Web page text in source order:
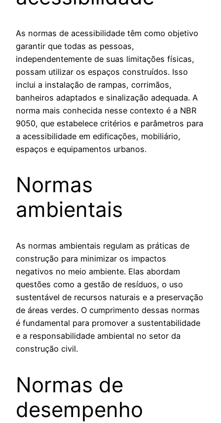
As normas de acessibilidade têm como objetivo
garantir que todas as pessoas,
independentemente de suas limitações físicas,
possam utilizar os espaços construídos. Isso
inclui a instalação de rampas, corrimãos,
banheiros adaptados e sinalização adequada. A
norma mais conhecida nesse contexto é a NBR
9050, que estabelece critérios e parâmetros para
a acessibilidade em edificações, mobiliário,
espaços e equipamentos urbanos.
Normas
ambientais
As normas ambientais regulam as práticas de
construção para minimizar os impactos
negativos no meio ambiente. Elas abordam
questões como a gestão de resíduos, o uso
sustentável de recursos naturais e a preservação
de áreas verdes. O cumprimento dessas normas
é fundamental para promover a sustentabilidade
e a responsabilidade ambiental no setor da
construção civil.
Normas de
desempenho